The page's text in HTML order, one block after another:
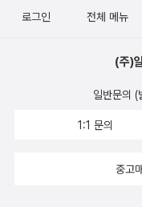
로그인 전체 메뉴
(주)
일반문의 (
1:1 문의
중고